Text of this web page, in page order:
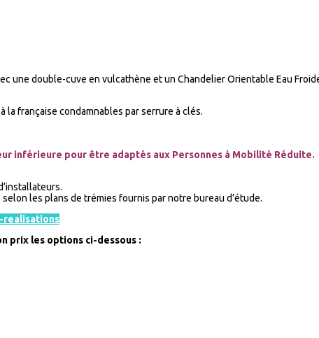
une double-cuve en vulcathène et un Chandelier Orientable Eau
française condamnables par serrure à clés.
inférieure pour être adaptés aux Personnes à Mobilité Réduite.
les plans de trémies fournis par notre bureau d’étude.
prix les options ci-dessous :